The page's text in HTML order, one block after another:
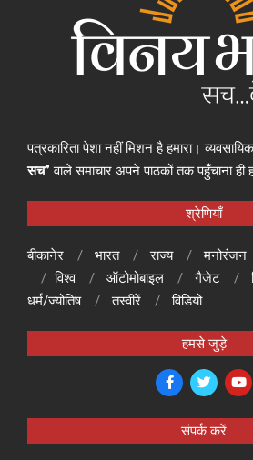
पत्रकारिता पेशा नहीं मिशन है हमारा।
सच” वाले समाचार अपने पाठकों तक पहुँचाना ही
श्रेणियाँ
बीकानेर भारत राज्य मनोरंजन
विश्व
ऑटोमोबाइल गैजेट
धर्म/ज्योतिष
तस्वीरें विडियो
हमसे जुड़े
संपर्क करें